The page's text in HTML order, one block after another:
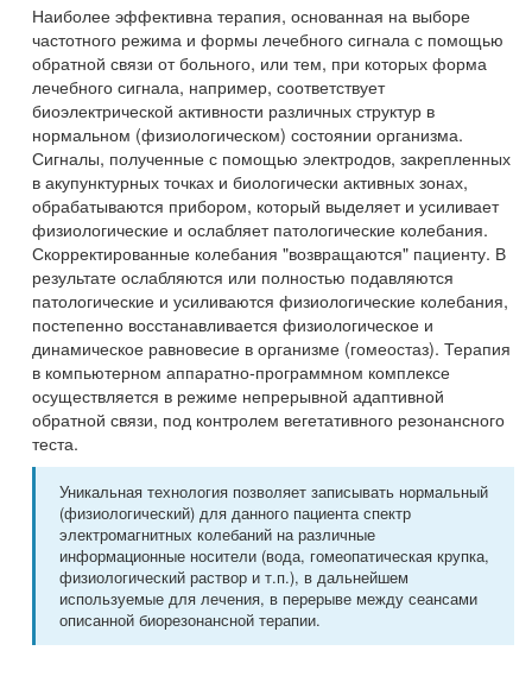
Наиболее эффективна терапия, основанная на выборе
частотного режима и формы лечебного сигнала с помощью
обратной связи от больного, или тем, при которых форма
лечебного сигнала, например, соответствует
биоэлектрической активности различных структур в
нормальном (физиологическом) состоянии организма.
Сигналы, полученные с помощью электродов, закрепленных
в акупунктурных точках и биологически активных зонах,
обрабатываются прибором, который выделяет и усиливает
физиологические и ослабляет патологические колебания.
Скорректированные колебания "возвращаются" пациенту. В
результате ослабляются или полностью подавляются
патологические и усиливаются физиологические колебания,
постепенно восстанавливается физиологическое и
динамическое равновесие в организме (гомеостаз). Терапия
в компьютерном аппаратно-программном комплексе
осуществляется в режиме непрерывной адаптивной
обратной связи, под контролем вегетативного резонансного
теста.
Уникальная технология позволяет записывать нормальный
(физиологический) для данного пациента спектр
электромагнитных колебаний на различные
информационные носители (вода, гомеопатическая крупка,
физиологический раствор и т.п.), в дальнейшем
используемые для лечения, в перерыве между сеансами
описанной биорезонансной терапии.